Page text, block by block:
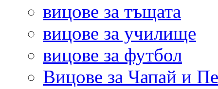
вицове за тъщата
вицове за училище
вицове за футбол
Вицове за Чапай и